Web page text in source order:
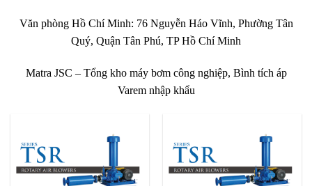
Văn phòng Hồ Chí Minh: 76 Nguyễn Háo Vĩnh, Phường Tân
Quý, Quận Tân Phú, TP Hồ Chí Minh
Matra JSC – Tổng kho máy bơm công nghiệp, Bình tích áp
Varem nhập khẩu